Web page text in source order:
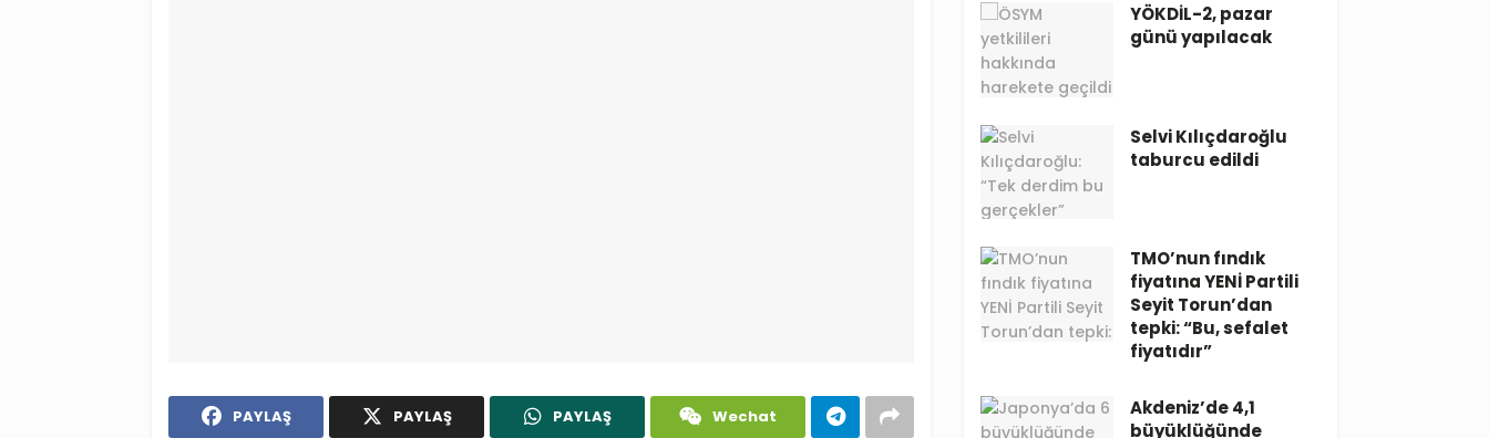
PAYLAŞ PAYLAŞ PAYLAŞ Wechat
YÖKDİL-2, pazar
günü yapılacak
Selvi Kılıçdaroğlu
taburcu edildi
TMO’nun fındık
fiyatına YENİ Partili
Seyit Torun’dan
tepki: “Bu, sefalet
fiyatıdır”
Akdeniz’de 4,1
büyüklüğünde